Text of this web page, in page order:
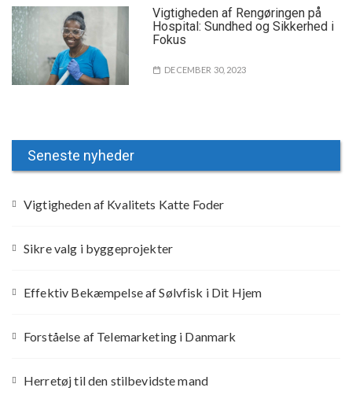
Vigtigheden af Rengøringen på
Hospital: Sundhed og Sikkerhed i
Fokus
DECEMBER 30, 2023
Seneste nyheder
Vigtigheden af Kvalitets Katte Foder
Sikre valg i byggeprojekter
Effektiv Bekæmpelse af Sølvfisk i Dit Hjem
Forståelse af Telemarketing i Danmark
Herretøj til den stilbevidste mand